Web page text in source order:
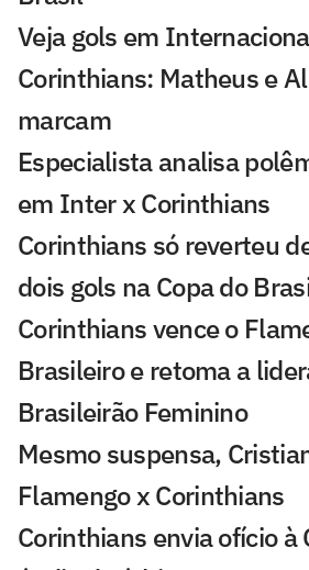
Veja gols em
Corinthians: Matheus e
marcam
Especialista analisa
em Inter x Corinthians
Corinthians só reverteu
dois gols na Copa do
Corinthians vence o
Brasileiro e retoma a
Brasileirão Feminino
Mesmo suspensa,
Flamengo x Corinthians
Corinthians envia ofício à